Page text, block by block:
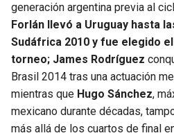
generación argentina previa al
Forlán llevó a Uruguay hasta
Sudáfrica 2010 y fue elegido
torneo; James Rodríguez
Brasil 2014 tras una actuación
mientras que Hugo Sánchez,
mexicano durante décadas,
más allá de los cuartos de final